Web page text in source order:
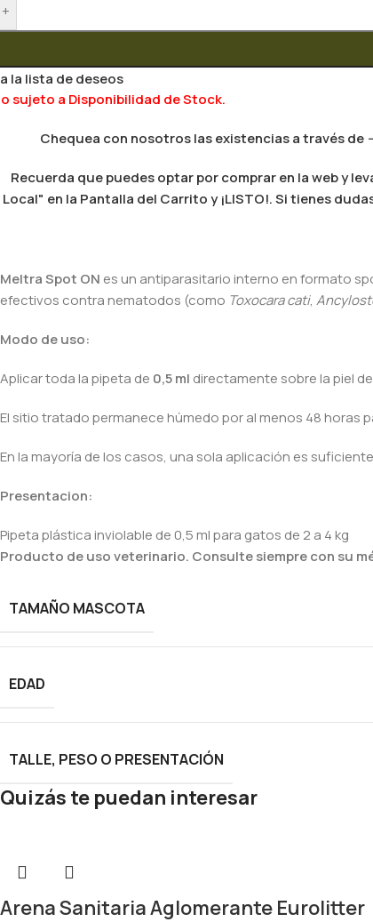
+
la lista de deseos
sujeto a Disponibilidad de Stock.
Chequea con nosotros las existencias a través de -
Recuerda que puedes optar por comprar en la web y
Local" en la Pantalla del Carrito y ¡LISTO!. Si tienes
Meltra Spot ON es un antiparasitario interno en formato
efectivos contra nematodos (como Toxocara cati,
Modo de uso:
Aplicar toda la pipeta de 0,5 ml directamente sobre la piel
El sitio tratado permanece húmedo por al menos 48 horas
En la mayoría de los casos, una sola aplicación es
Presentacion:
Pipeta plástica inviolable de 0,5 ml para gatos de 2 a 4 kg
Producto de uso veterinario. Consulte siempre con su
TAMAÑO MASCOTA
EDAD
TALLE, PESO O PRESENTACIÓN
Quizás te puedan interesar
Arena Sanitaria Aglomerante Eurolitter